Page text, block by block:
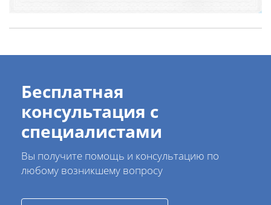
Бесплатная
консультация с
специалистами
Вы получите помощь и консультацию по
любому возникшему вопросу